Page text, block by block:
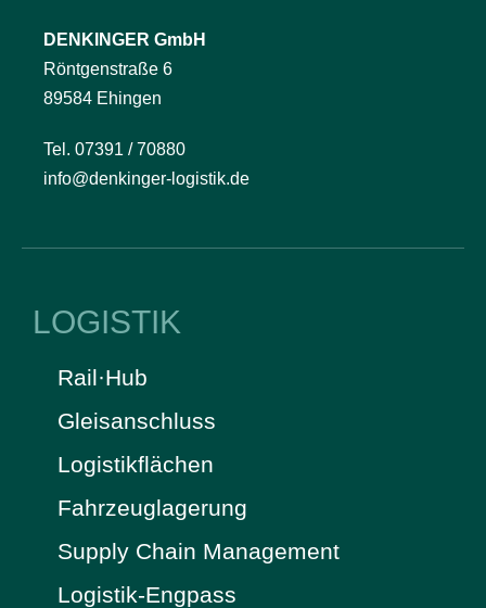
DENKINGER GmbH
Röntgenstraße 6
89584 Ehingen
Tel. 07391 / 70880
info@denkinger-logistik.de
LOGISTIK
Rail·Hub
Gleisanschluss
Logistikflächen
Fahrzeuglagerung
Supply Chain Management
Logistik-Engpass